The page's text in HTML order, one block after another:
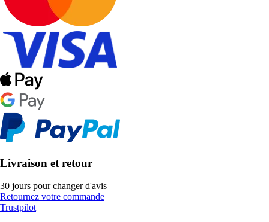
Livraison et retour
30 jours pour changer d'avis
Retournez votre commande
Trustpilot